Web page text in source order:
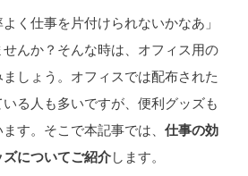
く仕事を片付けられないかなあ」
んか？そんな時は、オフィス用の
しょう。オフィスでは配布された
る人も多いですが、便利グッズも
す。そこで本記事では、 仕事の効
についてご紹介します。